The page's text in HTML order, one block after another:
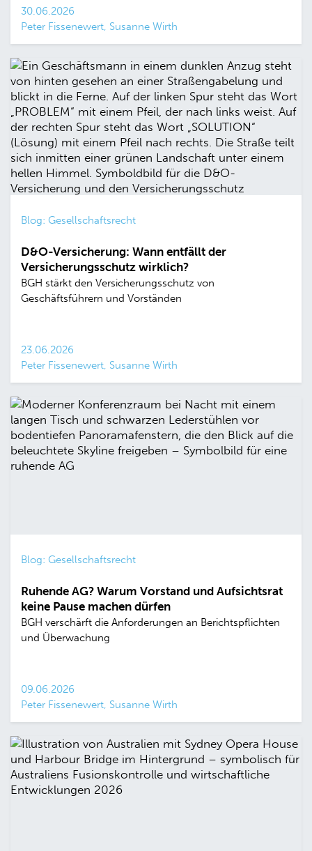
30.06.2026
Peter Fissenewert, Susanne Wirth
Blog: Gesellschaftsrecht
D&O-Versicherung: Wann entfällt der
Versicherungsschutz wirklich?
BGH stärkt den Versicherungsschutz von
Geschäftsführern und Vorständen
23.06.2026
Peter Fissenewert, Susanne Wirth
Blog: Gesellschaftsrecht
Ruhende AG? Warum Vorstand und Aufsichtsrat
keine Pause machen dürfen
BGH verschärft die Anforderungen an Berichtspflichten
und Überwachung
09.06.2026
Peter Fissenewert, Susanne Wirth